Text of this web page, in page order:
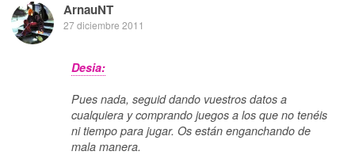
ArnauNT
27 diciembre 2011
Desia:
Pues nada, seguid dando vuestros datos a
cualquiera y comprando juegos a los que no tenéis
ni tiempo para jugar. Os están enganchando de
mala manera.